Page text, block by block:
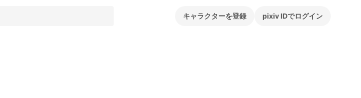
キャラクターを登録 pixiv IDでログイン